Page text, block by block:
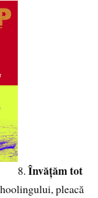
8.Învățăm tot
pleacă